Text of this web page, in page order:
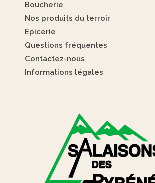
Boucherie
Nos produits du terroir
Epicerie
Questions fréquentes
Contactez-nous
Informations légales